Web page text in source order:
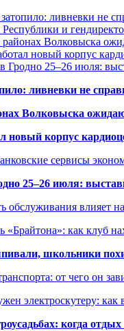
ливневки не
и
Волковыска
новый корпус
Гродно 25–26 июля:
ливневки не
Волковыска
новый корпус
сервисы
25–26 июля:
обслуживания влияет
«Брайтона»: как клуб
школьники
от чего он
электроскутеру:
когда